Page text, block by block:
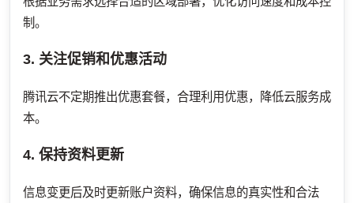
制。
3. 关注促销和优惠活动
腾讯云不定期推出优惠套餐，合理利用优惠，降低云服务成
本。
4. 保持资料更新
信息变更后及时更新账户资料，确保信息的真实性和合法